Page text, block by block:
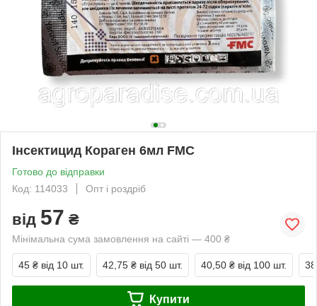
Інсектицид Кораген 6мл FMC
Готово до відправки
Код: 114033
Опт і роздріб
від 57 ₴
Мінімальна сума замовлення на сайті — 400 ₴
45 ₴ від 10 шт. 42,75 ₴ від 50 шт. 40,50 ₴ від 100 шт.
Купити